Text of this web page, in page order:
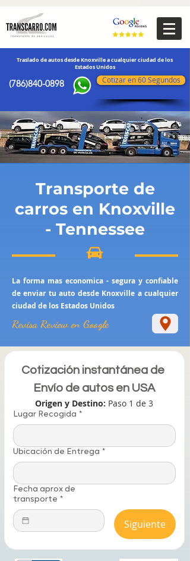
Traslado de autos desde Knoxville a cualquier ciudad de los
Estados Unidos
(786)840-0898 Cotizar en 60 Segundos
Transporte de
carros en Knoxville
- Tennessee
La forma mas economica - segura y confiable
de enviar tu auto desde Knoxville a cualquier
ciudad de los Estados Unidos
Revisa Review en Google
Cotización instantánea de
Envío de autos en USA
Origen y Destino: Paso 1 de 3
Lugar Recogida *
Ubicación de Entrega *
Fecha aprox de
transporte *
Siguiente